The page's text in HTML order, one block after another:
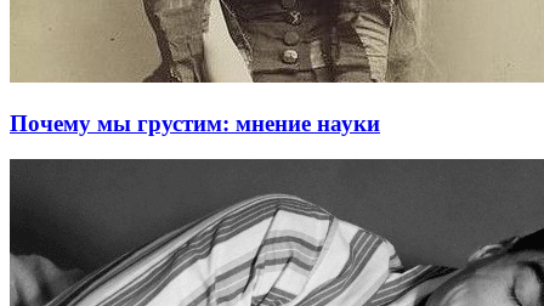
Почему мы грустим: мнение науки